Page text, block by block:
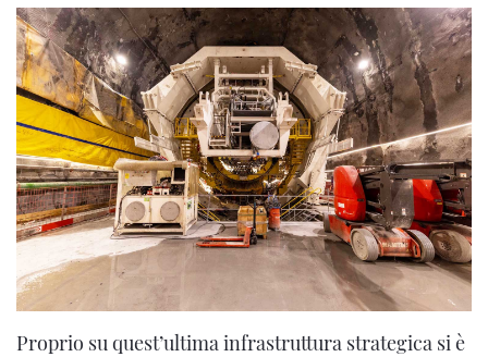
Proprio su quest’ultima infrastruttura strategica si è